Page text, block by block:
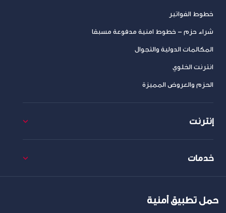
خطوط الفواتير
شراء حزم – خطوط امنية مدفوعة مسبقا
المكالمات الدولية والتجوال
انترنت الخلوي
الحزم والعروض المميزة
إنترنت
خدمات
حمل تطبيق أمنية